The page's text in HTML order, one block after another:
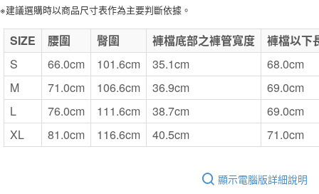
每筆NT$150，滿NT$2,000(含以上)免運費
無印良品門市自取
免運費
※建議選購時以商品尺寸表作為主要判斷依據。
SIZE 腰圍 臀圍 褲檔底部之褲管寬度
褲檔以下
S
66.0cm 101.6cm 35.1cm
68.0cm
M
71.0cm 106.6cm 36.9cm
69.0cm
L
76.0cm 111.6cm 38.7cm
69.0cm
XL
81.0cm 116.6cm 40.5cm 71.0cm
顯示電腦版詳細說明